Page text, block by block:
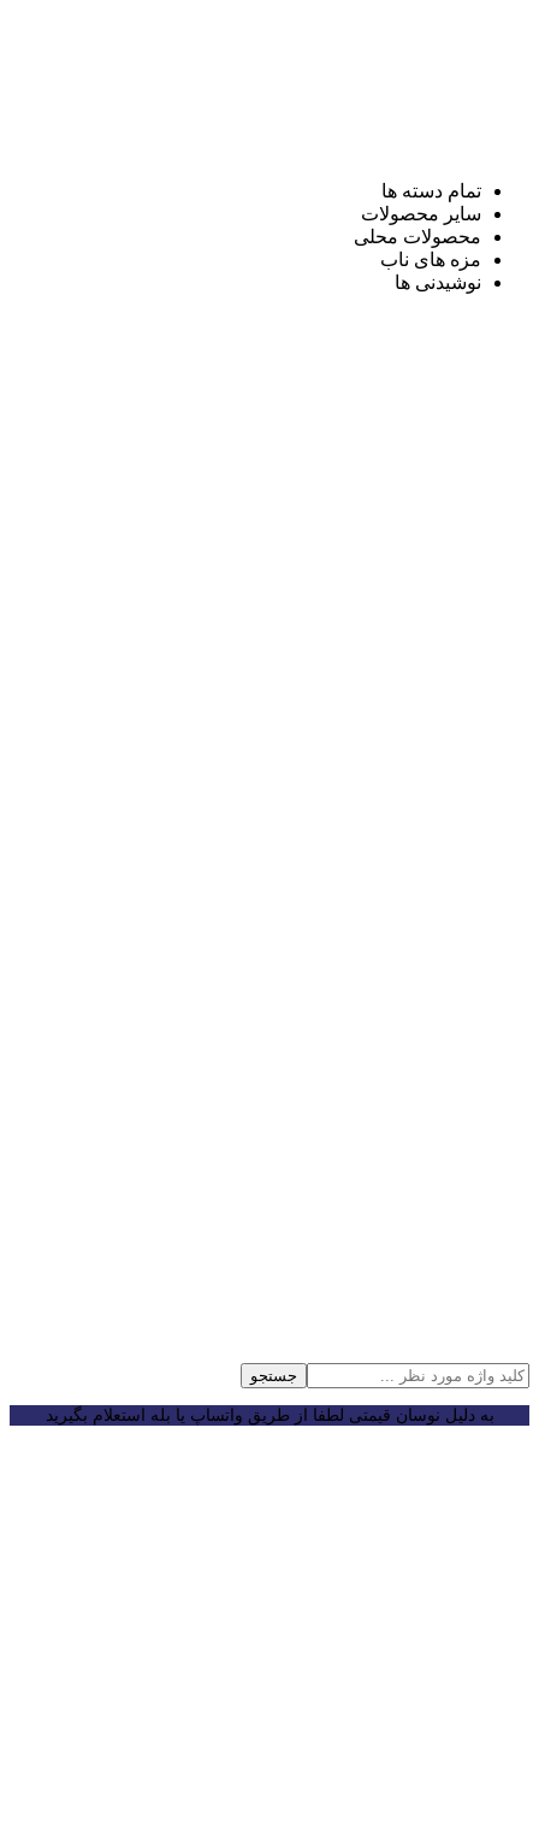
تمام دسته ها
سایر محصولات
محصولات محلی
مزه های ناب
نوشیدنی ها
جستجو
به دلیل نوسان قیمتی لطفا از طریق واتساپ یا بله استعلام بگیرید